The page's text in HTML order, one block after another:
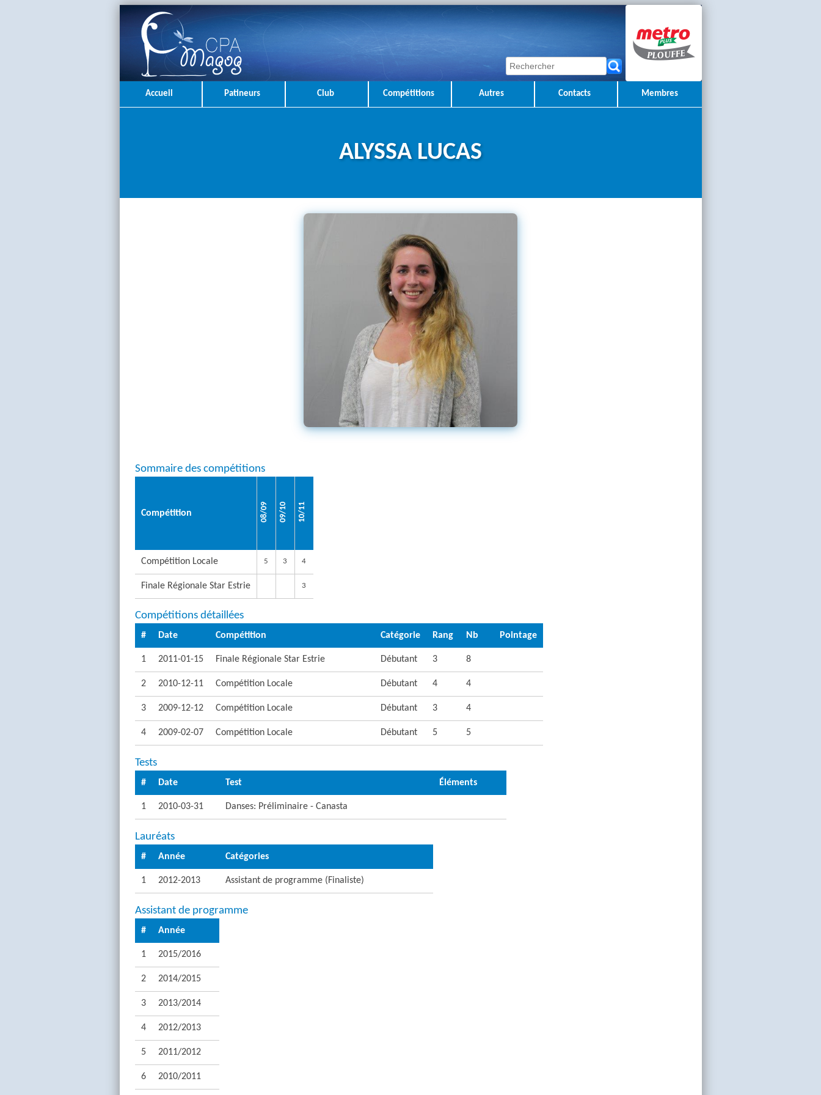
Accueil Patineurs Club Compétitions Autres Contacts Membres
ALYSSA LUCAS
Sommaire des compétitions
Compétition 08/09 09/10 10/11
Compétition Locale 5 3 4
Finale Régionale Star Estrie 3
Compétitions détaillées
# Date Compétition Catégorie Rang Nb Pointage
1 2011-01-15 Finale Régionale Star Estrie Débutant 3 8
2 2010-12-11 Compétition Locale Débutant 4 4
3 2009-12-12 Compétition Locale Débutant 3 4
4 2009-02-07 Compétition Locale Débutant 5 5
Tests
# Date Test Éléments
1 2010-03-31 Danses: Préliminaire - Canasta
Lauréats
# Année Catégories
1 2012-2013 Assistant de programme (Finaliste)
Assistant de programme
# Année
1 2015/2016
2 2014/2015
3 2013/2014
4 2012/2013
5 2011/2012
6 2010/2011